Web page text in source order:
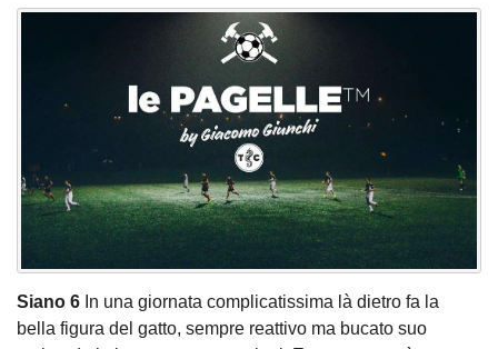
Siano 6 In una giornata complicatissima là dietro fa la
bella figura del gatto, sempre reattivo ma bucato suo